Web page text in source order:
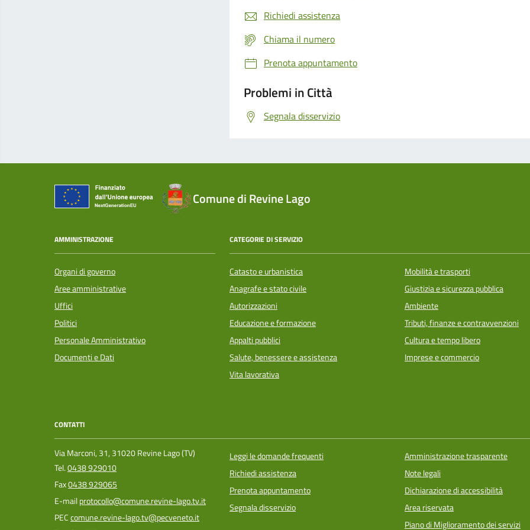
Richiedi assistenza
Chiama il numero
Prenota appuntamento
Problemi in Città
Segnala disservizio
Comune di Revine Lago
AMMINISTRAZIONE
Organi di governo
Aree amministrative
Uffici
Politici
Personale Amministrativo
Documenti e Dati
CATEGORIE DI SERVIZIO
Catasto e urbanistica
Anagrafe e stato civile
Autorizzazioni
Educazione e formazione
Appalti pubblici
Salute, benessere e assistenza
Vita lavorativa
Mobilità e trasporti
Giustizia e sicurezza pubblica
Ambiente
Tributi, finanze e contravvenzioni
Cultura e tempo libero
Imprese e commercio
CONTATTI
Via Marconi, 31, 31020 Revine Lago (TV)
Tel.0438 929010
Fax0438 929065
E-mailprotocollo@comune.revine-lago.tv.it
PECcomune.revine-lago.tv@pecveneto.it
Leggi le domande frequenti
Richiedi assistenza
Prenota appuntamento
Segnala disservizio
Amministrazione trasparente
Note legali
Dichiarazione di accessibilità
Area riservata
Piano di Miglioramento dei servizi